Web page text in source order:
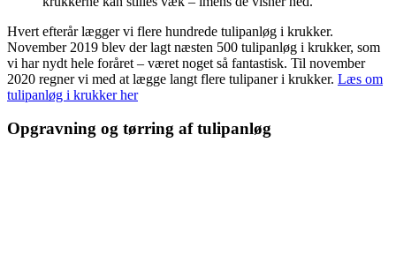
Hvert efterår lægger vi flere hundrede tulipanløg i krukker.
November 2019 blev der lagt næsten 500 tulipanløg i krukker, som
vi har nydt hele foråret – været noget så fantastisk. Til november
2020 regner vi med at lægge langt flere tulipaner i krukker. Læs om
tulipanløg i krukker her
Opgravning og tørring af tulipanløg